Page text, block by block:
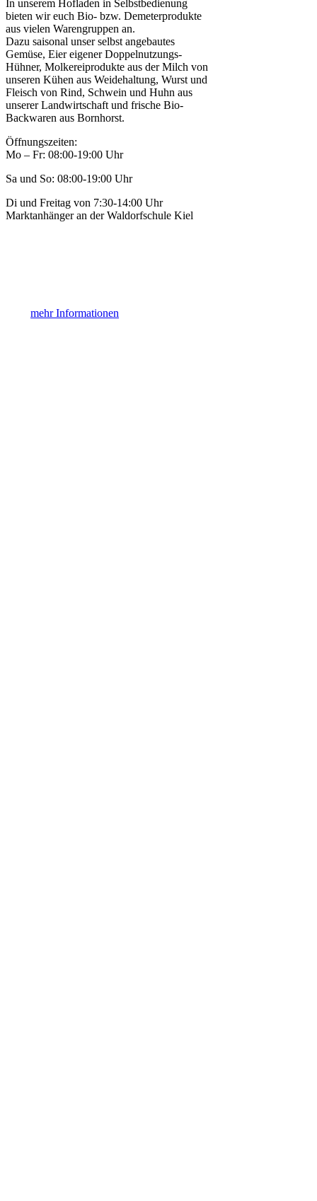
In unserem Hofladen in Selbstbedienung
bieten wir euch Bio- bzw. Demeterprodukte
aus vielen Warengruppen an.
Dazu saisonal unser selbst angebautes
Gemüse, Eier eigener Doppelnutzungs-
Hühner, Molkereiprodukte aus der Milch von
unseren Kühen aus Weidehaltung, Wurst und
Fleisch von Rind, Schwein und Huhn aus
unserer Landwirtschaft und frische Bio-
Backwaren aus Bornhorst.
Öffnungszeiten:
Mo – Fr: 08:00-19:00 Uhr
Sa und So: 08:00-19:00 Uhr
Di und Freitag von 7:30-14:00 Uhr
Marktanhänger an der Waldorfschule Kiel
mehr Informationen